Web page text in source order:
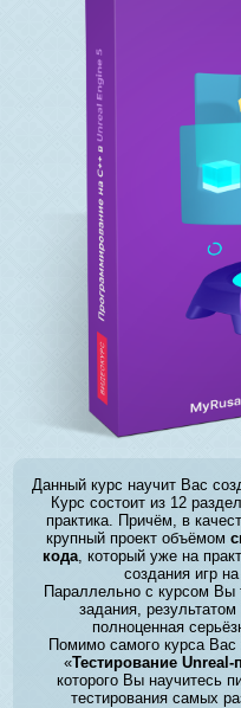
Данный курс научит Вас
Курс состоит из 12
практика. Причём, в
крупный проект объёмом
кода, который уже на
создания игр
Параллельно с курсом Вы
задания,
полноценная
Помимо самого курса
«Тестирование
которого Вы научитесь
тестирования самых